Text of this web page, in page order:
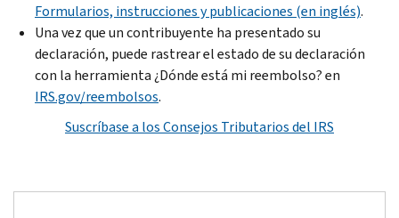
Formularios, instrucciones y publicaciones (en inglés).
Una vez que un contribuyente ha presentado su
declaración, puede rastrear el estado de su declaración
con la herramienta ¿Dónde está mi reembolso? en
IRS.gov/reembolsos.
Suscríbase a los Consejos Tributarios del IRS